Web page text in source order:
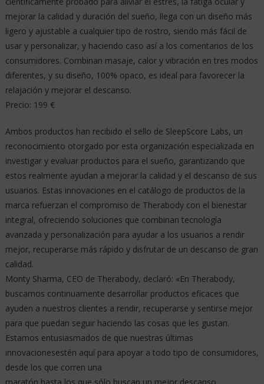
mejorar la calidad y duración del sueño, llega con un diseño más
ligero y ajustable a cualquier tipo de rostro, siendo más fácil de
usar y personalizar, y haciendo caso así a los comentarios de los
consumidores. Combinan masaje, calor y vibración en tres modos
diferentes, y su diseño, 100% opaco, es ideal para favorecer la
relajación y mejorar el descanso.
Precio: 199 €
Ambos productos han recibido el sello de SleepScore Labs, un
reconocimiento otorgado por esta organización especializada en
investigar y evaluar productos para el sueño, garantizando que
estos realmente ayudan a mejorar la calidad y el descanso de sus
usuarios. Estas innovaciones en el catálogo de productos de la
marca refuerzan el compromiso de Therabody con el bienestar
integral, ofreciendo soluciones que combinan tecnología
avanzada y personalización para ayudar a los usuarios a rendir
mejor, recuperarse más rápido y disfrutar de un descanso de gran
calidad.
Monty Sharma, CEO de Therabody, declaró: «En Therabody,
buscamos continuamente desarrollar productos eficaces que
ayuden a nuestros clientes a rendir, recuperarse y sentirse mejor
para que puedan seguir haciendo las cosas que les gustan.
Estamos entusiasmados de que nuestras últimas
innovacionesestén aquí para apoyar a todo tipo de consumidores,
desde los que corren una